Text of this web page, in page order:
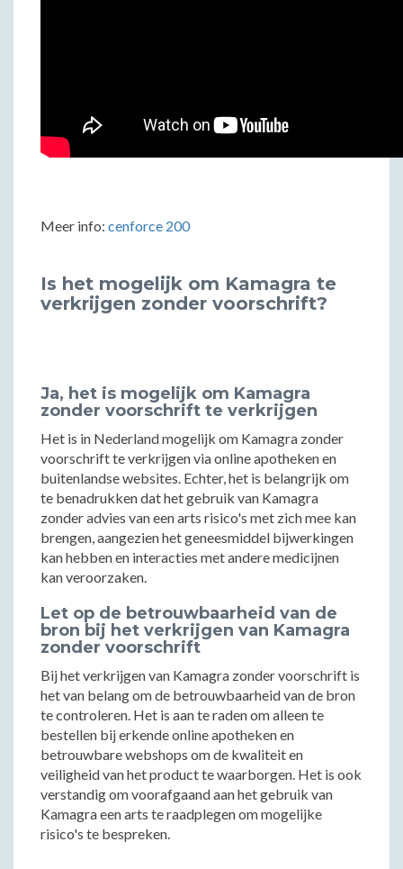
Meer info: cenforce 200
Is het mogelijk om Kamagra te
verkrijgen zonder voorschrift?
Ja, het is mogelijk om Kamagra
zonder voorschrift te verkrijgen
Het is in Nederland mogelijk om Kamagra zonder
voorschrift te verkrijgen via online apotheken en
buitenlandse websites. Echter, het is belangrijk om
te benadrukken dat het gebruik van Kamagra
zonder advies van een arts risico's met zich mee kan
brengen, aangezien het geneesmiddel bijwerkingen
kan hebben en interacties met andere medicijnen
kan veroorzaken.
Let op de betrouwbaarheid van de
bron bij het verkrijgen van Kamagra
zonder voorschrift
Bij het verkrijgen van Kamagra zonder voorschrift is
het van belang om de betrouwbaarheid van de bron
te controleren. Het is aan te raden om alleen te
bestellen bij erkende online apotheken en
betrouwbare webshops om de kwaliteit en
veiligheid van het product te waarborgen. Het is ook
verstandig om voorafgaand aan het gebruik van
Kamagra een arts te raadplegen om mogelijke
risico's te bespreken.